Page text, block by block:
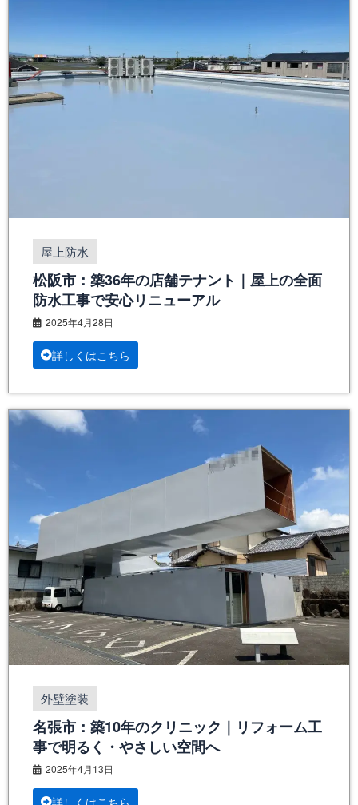
屋上防水
松阪市：築36年の店舗テナント｜屋上の全面
防水工事で安心リニューアル
2025年4月28日
詳しくはこちら
外壁塗装
名張市：築10年のクリニック｜リフォーム工
事で明るく・やさしい空間へ
2025年4月13日